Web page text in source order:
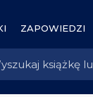
ZAPOWIEDZI